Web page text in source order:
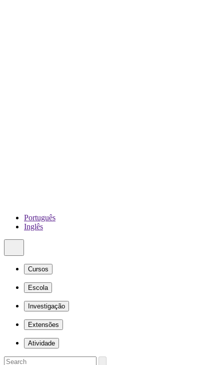
Português
Inglês
Cursos
Escola
Investigação
Extensões
Atividade